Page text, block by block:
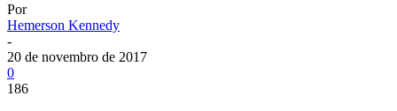
Por
Hemerson Kennedy
-
20 de novembro de 2017
0
186